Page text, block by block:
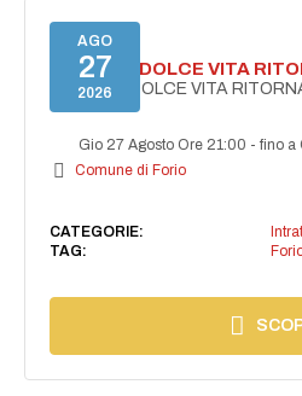
AGO
27
2026
FORIO LA DOLCE VITA
FORIO LA DOLCE VITA
Gio 27 Agosto Ore 21:00 -fino a
Comune di Forio
CATEGORIE:
TAG: